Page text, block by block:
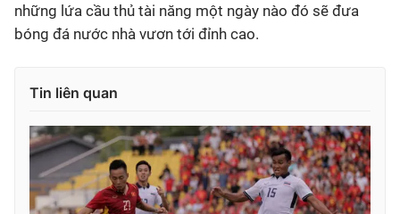
những lứa cầu thủ tài năng một ngày nào đó sẽ đưa
bóng đá nước nhà vươn tới đỉnh cao.
Tin liên quan